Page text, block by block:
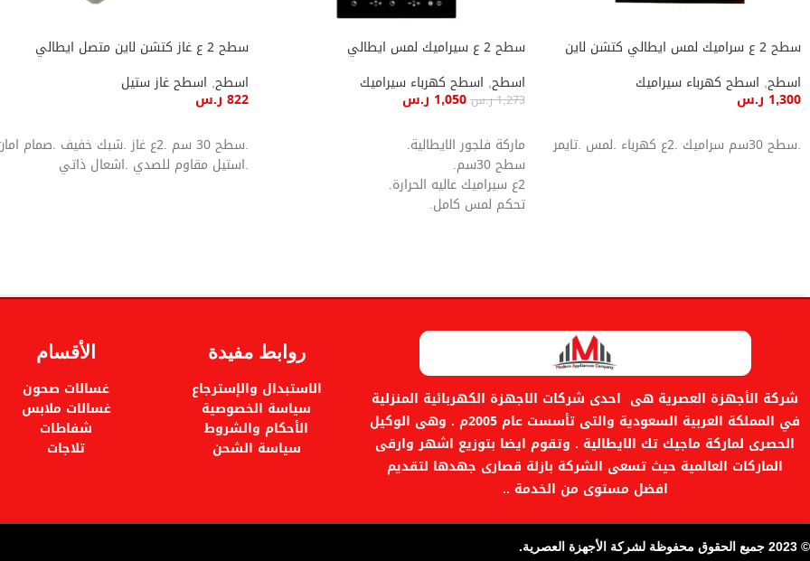
سطح 2 ع سراميك لمس ايطالي كتشن لاين
اسطح, اسطح كهرباء سيراميك
1,300 ر.س
.سطح 30سم سراميك .2ع كهرباء .لمس .تايمر
سطح 2 ع سيراميك لمس ايطالي
اسطح, اسطح كهرباء سيراميك
1,273ر.س 1,050 ر.س
ماركة فلجور الايطالية.
سطح 30سم.
2ع سيراميك عاليه الحرارة.
تحكم لمس كامل.
سطح 2 ع غاز كتشن لاين متصل ايطالي
اسطح, اسطح غاز ستيل
822 ر.س
.سطح 30 سم .2ع غاز .شبك خفيف .صمام
.استيل مقاوم للصدي .اشعال ذاتي
شركة الأجهزة العصرية هى احدى شركات الاجهزة الكهربائية المنزلية
في المملكة العربية السعودية والتى تأسست عام 2005م . وهى الوكيل
الحصرى لماركة ماجيك تك الايطالية . وتقوم ايضا بتوزيع اشهر وارقى
الماركات العالمية حيث تسعى الشركة بازلة قصارى جهدها لتقديم
افضل مستوى من الخدمة ..
روابط مفيدة
الاستبدال والإسترجاع
سياسة الخصوصية
الأحكام والشروط
سياسة الشحن
الأقسام
غسالات صحون
غسالات ملابس
شفاطات
تلاجات
© 2023 جميع الحقوق محفوظة لشركة الأجهزة العصرية.